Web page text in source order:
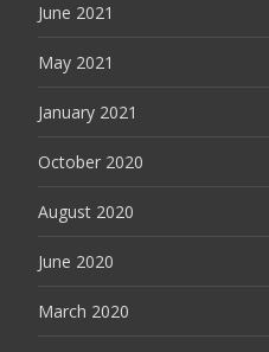
June 2021
May 2021
January 2021
October 2020
August 2020
June 2020
March 2020